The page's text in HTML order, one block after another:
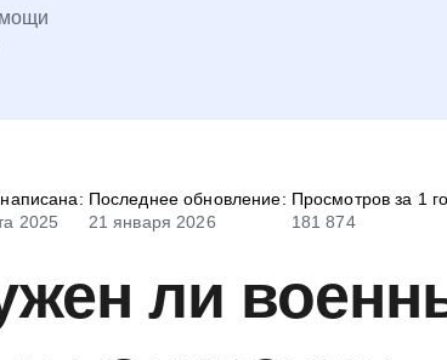
2025
Последнее обновление:
21 января 2026
Просмотров за 1
181 874
ли